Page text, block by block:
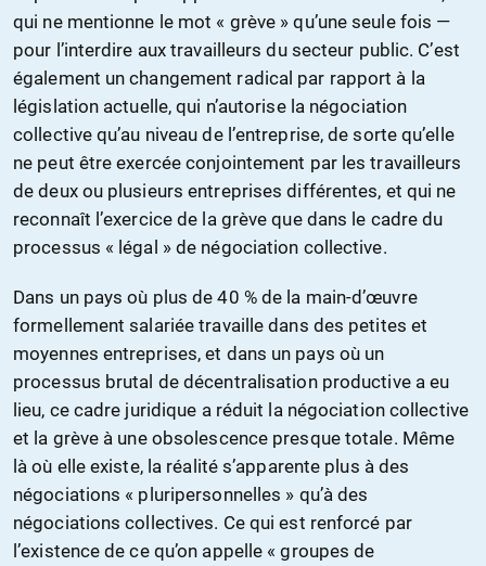
qui ne mentionne le mot « grève » qu’une seule fois —
pour l’interdire aux travailleurs du secteur public. C’est
également un changement radical par rapport à la
législation actuelle, qui n’autorise la négociation
collective qu’au niveau de l’entreprise, de sorte qu’elle
ne peut être exercée conjointement par les travailleurs
de deux ou plusieurs entreprises différentes, et qui ne
reconnaît l’exercice de la grève que dans le cadre du
processus « légal » de négociation collective.
Dans un pays où plus de 40 % de la main-d’œuvre
formellement salariée travaille dans des petites et
moyennes entreprises, et dans un pays où un
processus brutal de décentralisation productive a eu
lieu, ce cadre juridique a réduit la négociation collective
et la grève à une obsolescence presque totale. Même
là où elle existe, la réalité s’apparente plus à des
négociations « pluripersonnelles » qu’à des
négociations collectives. Ce qui est renforcé par
l’existence de ce qu’on appelle « groupes de